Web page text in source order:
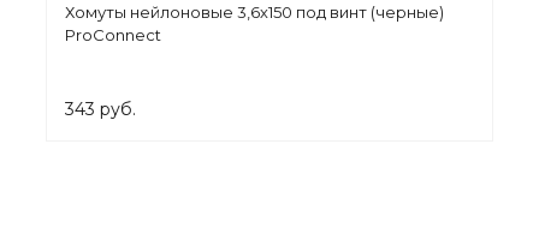
Хомуты нейлоновые 3,6х150 под винт (черные)
ProConnect
343 руб.